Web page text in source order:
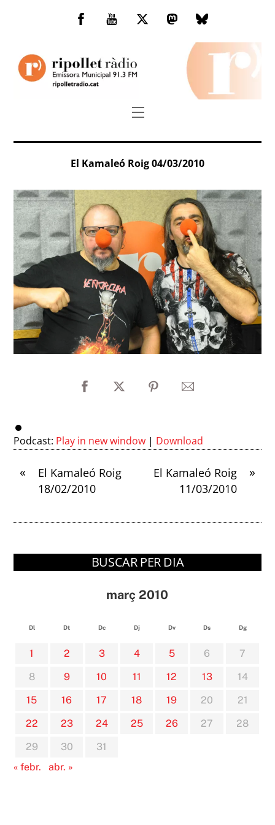
Facebook
You
TwitterMastodonBluesky
Menu
El Kamaleó Roig 04/03/2010
Podcast: Play in new window | Download
«
El Kamaleó Roig
18/02/2010
»
El Kamaleó Roig
11/03/2010
BUSCAR PER DIA
març 2010
Dl Dt Dc Dj Dv Ds Dg
1 2 3 4 5 6
7
8
9 10 11 12 13
14
15
16 17 18 19 20
21
22
23 24 25 26 27
28
29
30
31
« febr.
abr. »